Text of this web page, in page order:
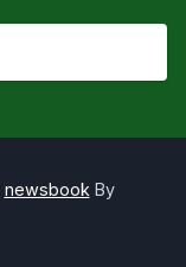
newsbook By